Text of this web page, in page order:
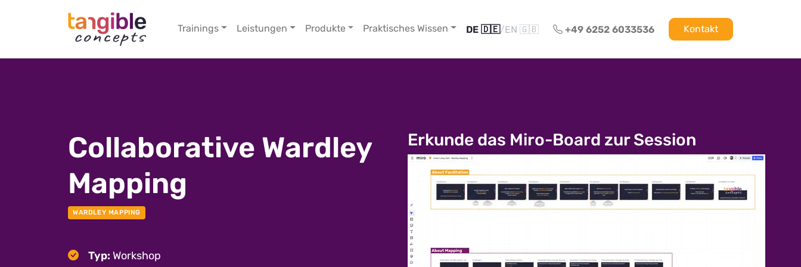
Trainings Leistungen Produkte Praktisches Wissen DE 🇩🇪/EN 🇬🇧 +49 6252 6033536 Kontakt
Collaborative Wardley
Mapping
WARDLEY MAPPING
Typ: Workshop
Erkunde das Miro-Board zur Session